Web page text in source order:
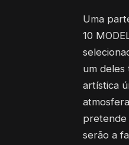
Uma
10
um deles
artística
pretende
serão a